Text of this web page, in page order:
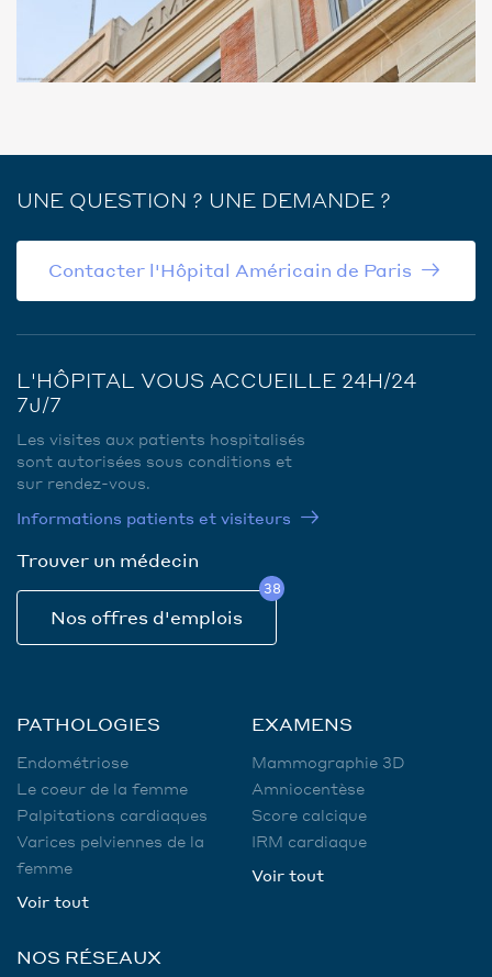
UNE QUESTION ? UNE DEMANDE ?
Contacter l'Hôpital Américain de Paris
L'HÔPITAL VOUS ACCUEILLE 24H/24
7J/7
Les visites aux patients hospitalisés
sont autorisées sous conditions et
sur rendez-vous.
Informations patients et visiteurs
Trouver un médecin
Nos offres d'emplois
38
PATHOLOGIES
Endométriose
Le coeur de la femme
Palpitations cardiaques
Varices pelviennes de la
femme
Voir tout
EXAMENS
Mammographie 3D
Amniocentèse
Score calcique
IRM cardiaque
Voir tout
NOS RÉSEAUX